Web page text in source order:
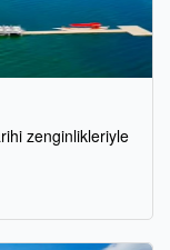
zenginlikleriyle